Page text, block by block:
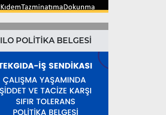
ILO POLİTİKA BELGESİ